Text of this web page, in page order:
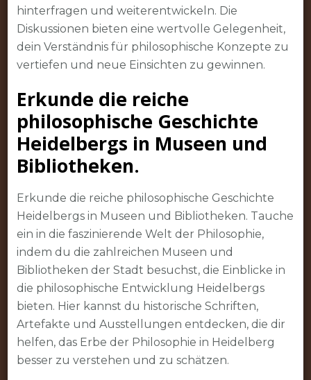
hinterfragen und weiterentwickeln. Die
Diskussionen bieten eine wertvolle Gelegenheit,
dein Verständnis für philosophische Konzepte zu
vertiefen und neue Einsichten zu gewinnen.
Erkunde die reiche
philosophische Geschichte
Heidelbergs in Museen und
Bibliotheken.
Erkunde die reiche philosophische Geschichte
Heidelbergs in Museen und Bibliotheken. Tauche
ein in die faszinierende Welt der Philosophie,
indem du die zahlreichen Museen und
Bibliotheken der Stadt besuchst, die Einblicke in
die philosophische Entwicklung Heidelbergs
bieten. Hier kannst du historische Schriften,
Artefakte und Ausstellungen entdecken, die dir
helfen, das Erbe der Philosophie in Heidelberg
besser zu verstehen und zu schätzen.